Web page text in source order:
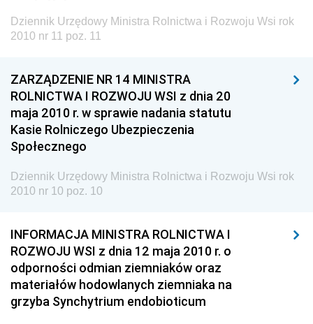
Dziennik Urzędowy Ministra do Spraw Unii
Europejskiej
Dziennik Urzędowy Ministra Rolnictwa i Rozwoju Wsi rok
2010 nr 11 poz. 11
ZARZĄDZENIE NR 14 MINISTRA
ROLNICTWA I ROZWOJU WSI z dnia 20
maja 2010 r. w sprawie nadania statutu
Kasie Rolniczego Ubezpieczenia
Społecznego
Dziennik Urzędowy Ministra Rolnictwa i Rozwoju Wsi rok
2010 nr 10 poz. 10
INFORMACJA MINISTRA ROLNICTWA I
ROZWOJU WSI z dnia 12 maja 2010 r. o
odporności odmian ziemniaków oraz
materiałów hodowlanych ziemniaka na
grzyba Synchytrium endobioticum